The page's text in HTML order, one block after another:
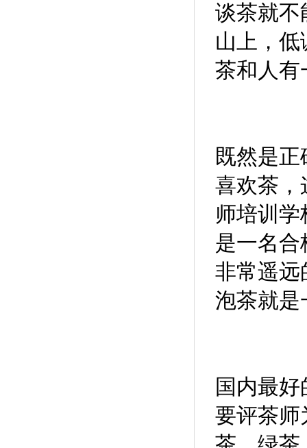
谈茶就不
山上，
茶和人有
既然是
喜欢茶，
师培训
是一名合
非常遥远
泡茶就是
国内最
要评茶师